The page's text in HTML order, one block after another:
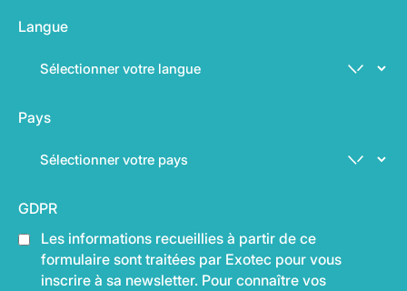
Langue
Pays
GDPR
Les informations recueillies à partir de ce
formulaire sont traitées par Exotec pour vous
inscrire à sa newsletter. Pour connaître vos